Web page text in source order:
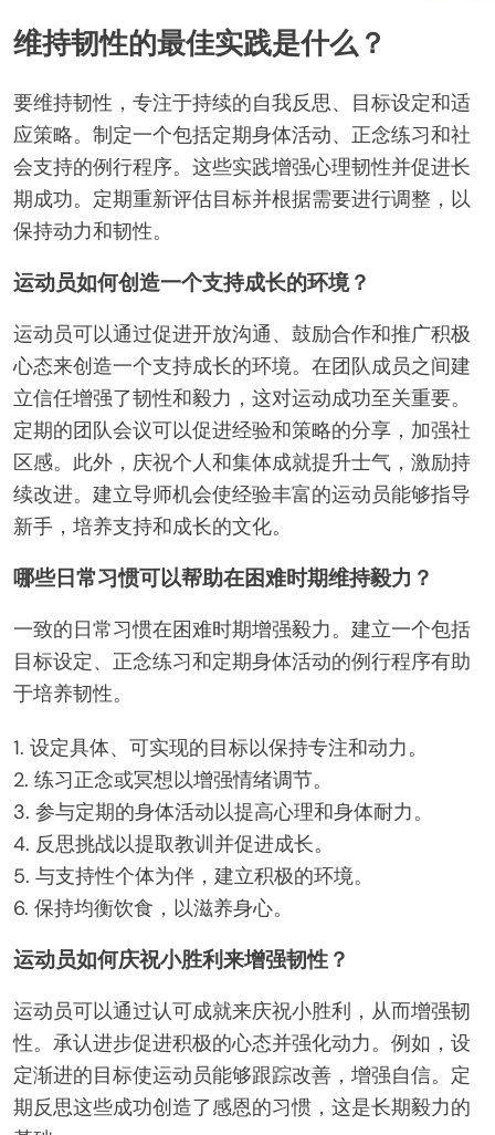
维持韧性的最佳实践是什么？
要维持韧性，专注于持续的自我反思、目标设定和适
应策略。制定一个包括定期身体活动、正念练习和社
会支持的例行程序。这些实践增强心理韧性并促进长
期成功。定期重新评估目标并根据需要进行调整，以
保持动力和韧性。
运动员如何创造一个支持成长的环境？
运动员可以通过促进开放沟通、鼓励合作和推广积极
心态来创造一个支持成长的环境。在团队成员之间建
立信任增强了韧性和毅力，这对运动成功至关重要。
定期的团队会议可以促进经验和策略的分享，加强社
区感。此外，庆祝个人和集体成就提升士气，激励持
续改进。建立导师机会使经验丰富的运动员能够指导
新手，培养支持和成长的文化。
哪些日常习惯可以帮助在困难时期维持毅力？
一致的日常习惯在困难时期增强毅力。建立一个包括
目标设定、正念练习和定期身体活动的例行程序有助
于培养韧性。
1. 设定具体、可实现的目标以保持专注和动力。
2. 练习正念或冥想以增强情绪调节。
3. 参与定期的身体活动以提高心理和身体耐力。
4. 反思挑战以提取教训并促进成长。
5. 与支持性个体为伴，建立积极的环境。
6. 保持均衡饮食，以滋养身心。
运动员如何庆祝小胜利来增强韧性？
运动员可以通过认可成就来庆祝小胜利，从而增强韧
性。承认进步促进积极的心态并强化动力。例如，设
定渐进的目标使运动员能够跟踪改善，增强自信。定
期反思这些成功创造了感恩的习惯，这是长期毅力的